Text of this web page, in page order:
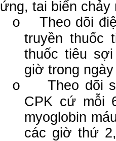
ứng, tai biến chảy
o
Theo dõi
truyền thuốc
thuốc tiêu
giờ trong
o
Theo dõi
CPK cứ mỗi
myoglobin
các giờ thứ